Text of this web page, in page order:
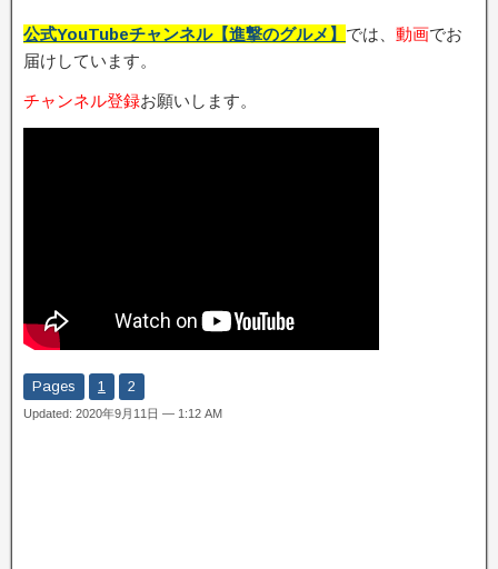
公式YouTubeチャンネル【進撃のグルメ】 では、 動画でお
届けしています。
チャンネル登録お願いします。
Pages 1 2
Updated: 2020年9月11日 — 1:12 AM